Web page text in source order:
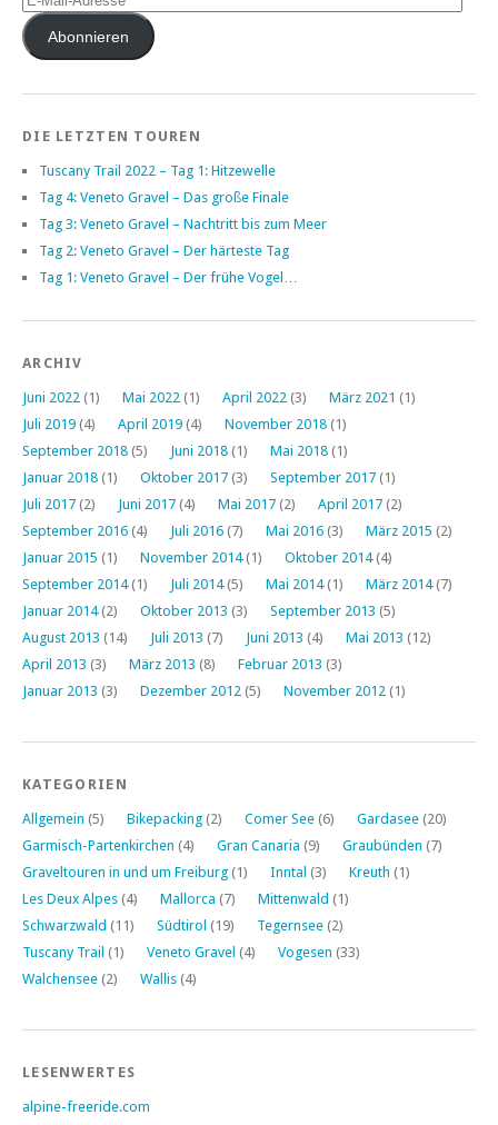
Mail-
AdresseAbonnieren
DIE LETZTEN TOUREN
Tuscany Trail 2022 – Tag 1: Hitzewelle
Tag 4: Veneto Gravel – Das große Finale
Tag 3: Veneto Gravel – Nachtritt bis zum Meer
Tag 2: Veneto Gravel – Der härteste Tag
Tag 1: Veneto Gravel – Der frühe Vogel…
ARCHIV
Juni 2022 (1) Mai 2022 (1) April 2022 (3) März 2021 (1)
Juli 2019 (4) April 2019 (4) November 2018 (1)
September 2018 (5) Juni 2018 (1) Mai 2018 (1)
Januar 2018 (1) Oktober 2017 (3) September 2017 (1)
Juli 2017 (2) Juni 2017 (4) Mai 2017 (2) April 2017 (2)
September 2016 (4) Juli 2016 (7) Mai 2016 (3) März 2015 (2)
Januar 2015 (1) November 2014(1) Oktober 2014(4)
September 2014(1) Juli 2014(5) Mai 2014(1) März 2014(7)
Januar 2014(2) Oktober 2013 (3) September 2013 (5)
August 2013 (14) Juli 2013 (7) Juni 2013 (4) Mai 2013 (12)
April 2013 (3) März 2013 (8) Februar 2013 (3)
Januar 2013 (3) Dezember 2012 (5) November 2012 (1)
KATEGORIEN
Allgemein (5) Bikepacking (2) Comer See (6) Gardasee (20)
Garmisch-Partenkirchen (4) Gran Canaria (9) Graubünden (7)
Graveltouren in und um Freiburg (1) Inntal (3) Kreuth (1)
Les Deux Alpes (4) Mallorca (7) Mittenwald (1)
Schwarzwald (11) Südtirol (19) Tegernsee (2)
Tuscany Trail (1) Veneto Gravel (4) Vogesen (33)
Walchensee (2) Wallis (4)
LESENWERTES
alpine-freeride.com